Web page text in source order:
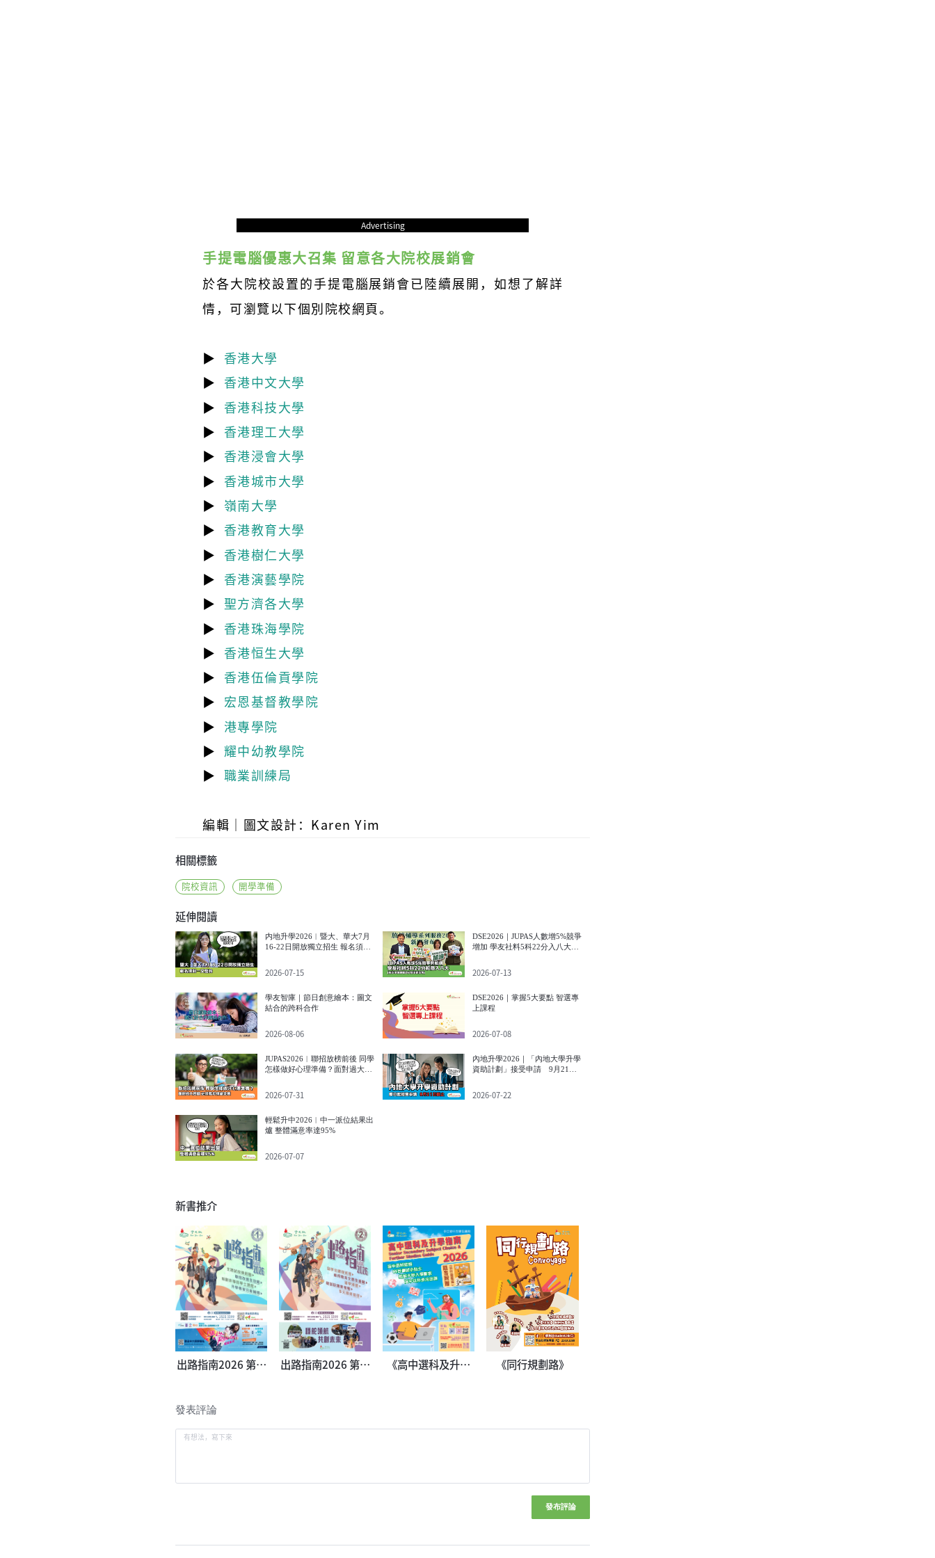
Advertising
手提電腦優惠大召集 留意各大院校展銷會
於各大院校設置的手提電腦展銷會已陸續展開，如想了解詳
情，可瀏覽以下個別院校網頁。
▶ 香港大學
▶
香港中文大學
▶ 香港科技大學
▶ 香港理工大學
▶ 香港浸會大學
▶ 香港城市大學
▶ 嶺南大學
▶ 香港教育大學
▶ 香港樹仁大學
▶ 香港演藝學院
▶ 聖方濟各大學
▶ 香港珠海學院
▶ 香港恒生大學
▶ 香港伍倫貢學院
▶ 宏恩基督教學院
▶ 港專學院
▶ 耀中幼教學院
▶ 職業訓練局
編輯│圖文設計：Karen Yim
相關標籤
院校資訊 開學準備
延伸閱讀
内地升學2026︱暨大、華大7月
16-22日開放獨立招生 報名須知
2026-07-15
DSE2026｜JUPAS人數增5%競爭
增加 學友社料5科22分入八大較
2026-07-13
學友智庫｜節日創意繪本：圖文
結合的跨科合作
2026-08-06
DSE2026｜掌握5大要點 智選專
上課程
2026-07-08
JUPAS2026︱聯招放榜前後 同學
怎樣做好心理準備？面對過大困
2026-07-31
內地升學2026｜「內地大學升學
資助計劃」接受申請 9月21日
2026-07-22
輕鬆升中2026︱中一派位結果出
爐 整體滿意率達95%
2026-07-07
新書推介
出路指南2026 第一
出路指南2026 第二
《高中選科及升學
《同行規劃路》
發表評論
發布評論